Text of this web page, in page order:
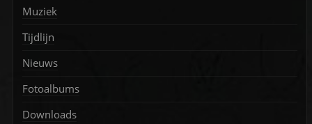
Muziek
Tijdlijn
Nieuws
Fotoalbums
Downloads